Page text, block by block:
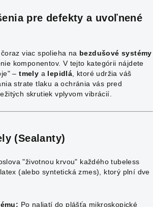
pre defekty a uvoľnené
viac spolieha na bezdušové systémy
komponentov. V tejto kategórii nájdete
–tmely a lepidlá , ktoré udržia váš
strate tlaku a ochránia vás pred
skrutiek vplyvom vibrácií.
(Sealanty)
"životnou krvou" každého tubeless
(alebo syntetická zmes), ktorý plní dve
Po naliatí do plášťa mikroskopické